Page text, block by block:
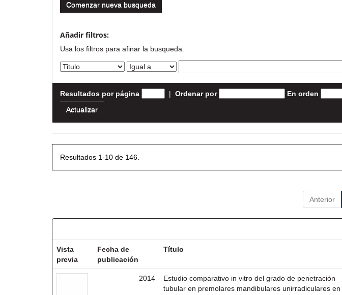
Comenzar nueva busqueda
Añadir filtros:
Usa los filtros para afinar la busqueda.
Resultados por página | Ordenar por En orden
Resultados 1-10 de 146.
Anterior
Vista
previa
Fecha de
publicación
Título
2014
Estudio comparativo in vitro del grado de penetración
tubular en premolares mandibulares unirradiculares en